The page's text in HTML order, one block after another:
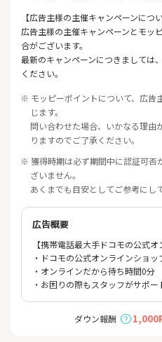
【広告主様の主催キャンペーンについ
広告主様の主催キャンペーンとモッ
合がございます。
最新のキャンペーンにつきましては
ください。
※ モッピーポイントについて、広告
じます。
問い合わせた場合、いかなる理由
りますのでご了承ください。
※ 獲得時期は必ず期間中に認証可否
ざいません。
あくまでも目安としてご参考にし
広告概要
【携帯電話最大手ドコモの公式オ
・ドコモの公式オンラインショ
・オンラインだから待ち時間0分
・お困りの際もスタッフがサポー
ダウン報酬